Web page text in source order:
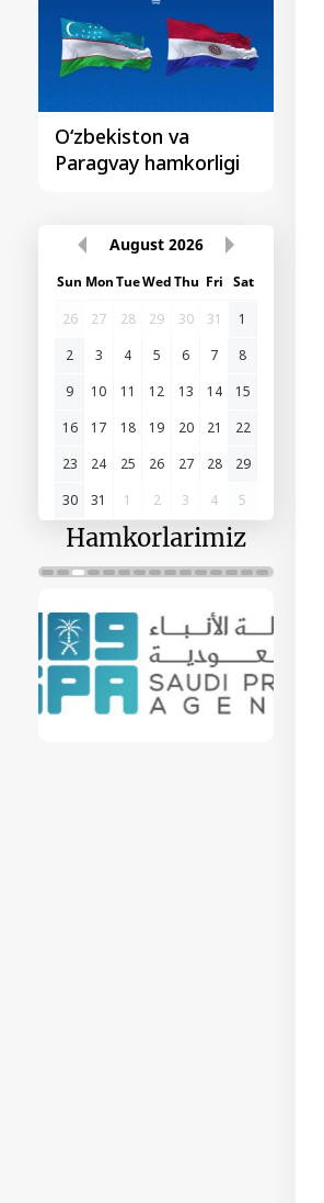
O‘zbekiston va
Paragvay hamkorligi
August 2026
Sun MonTueWedThu Fri Sat
26
27 28 29 30 31
1
2
3 4 5 6 7
8
9
10 11 12 13 14
15
16
17 18 19 20 21
22
23
24 25 26 27 28
29
30
31 1 2 3 4 5
Hamkorlarimiz